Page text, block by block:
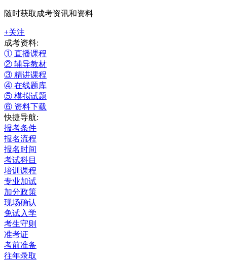
随时获取成考资讯和资料
+关注
成考资料:
① 直播课程
② 辅导教材
③ 精讲课程
④ 在线题库
⑤ 模拟试题
⑥ 资料下载
快捷导航:
报考条件
报名流程
报名时间
考试科目
培训课程
专业加试
加分政策
现场确认
免试入学
考生守则
准考证
考前准备
往年录取